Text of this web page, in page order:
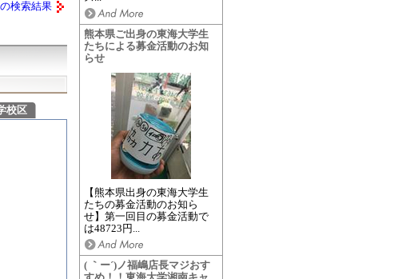
熊本県ご出身の東海大学生
たちによる募金活動のお知
らせ
【熊本県出身の東海大学生
たちの募金活動のお知ら
せ】第一回目の募金活動で
は48723円...
( ｀ー´)ノ福嶋店長マジおす
検索結果
校区